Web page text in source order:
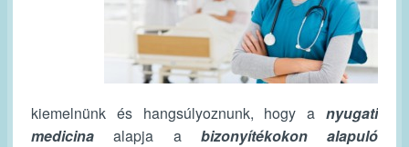
kiemelnünk és hangsúlyoznunk, hogy a nyugati
medicina alapja a bizonyítékokon
alapuló